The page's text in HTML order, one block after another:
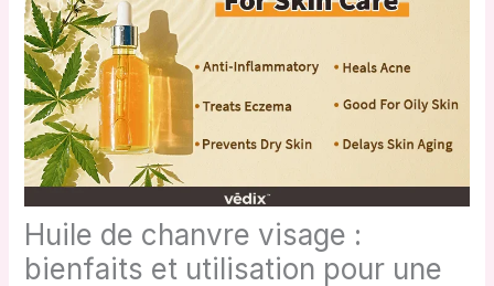
Huile de chanvre visage :
bienfaits et utilisation pour une